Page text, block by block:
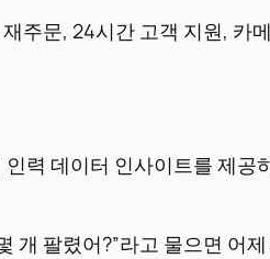
주문, 24시간 고객 지원, 카
력 데이터 인사이트를 제공
개 팔렸어?”라고 물으면 어